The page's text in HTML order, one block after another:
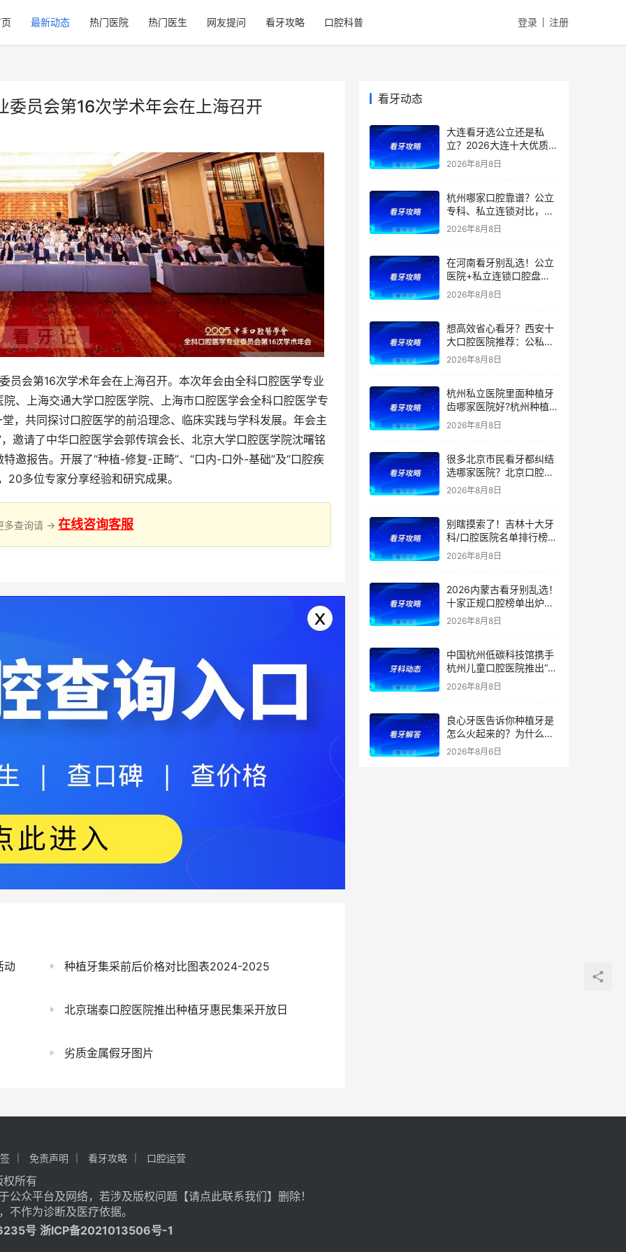
最新动态 热门医院 热门医生 网友提问 看牙攻略 口腔科普 登录 注册
员会第16次学术年会在上海召开
员会第16次学术年会在上海召开。本次年会由全科口腔医学专业
、上海交通大学口腔医学院、上海市口腔医学会全科口腔医学专
，共同探讨口腔医学的前沿理念、临床实践与学科发展。年会主
邀请了中华口腔医学会郭传瑸会长、北京大学口腔医学院沈曙铭
邀报告。开展了“种植-修复-正畸”、“口内-口外-基础”及“口腔疾
多位专家分享经验和研究成果。
多查询请 → 在线咨询客服
动 种植牙集采前后价格对比图表2024-2025
北京瑞泰口腔医院推出种植牙惠民集采开放日
劣质金属假牙图片
看牙动态
大连看牙选公立还是私
立？2026大连十大优质口
腔医院推荐：市口腔、大
医、中山医院在内，公立
全曝光
2026年8月8日
杭州哪家口腔靠谱？公立
专科、私立连锁对比，医
院优势、特色、擅长全都
种牙、矫正最新价格
2026年8月8日
在河南看牙别乱选！公立
医院+私立连锁口腔盘
点，医院优势、擅长项目
一文全讲清！种植牙、矫
避坑收好！附价格表
2026年8月8日
想高效省心看牙？西安十
大口腔医院推荐：公私立
综合实力测评，精准匹配
齿项目价格参考
2026年8月8日
杭州私立医院里面种植牙
齿哪家医院好?杭州种植
牙齿多少钱一颗?杭州种
植牙哪个医生好?
2026年8月8日
很多北京市民看牙都纠结
选哪家医院？北京口腔医
院前五排名出炉！看牙首
2026年8月8日
别瞎摸索了！吉林十大牙
科/口腔医院名单排行榜！
（多家公立私立医院上
榜）！含2026年【最新
面/种植牙价格表！
2026年8月8日
2026内蒙古看牙别乱选！
十家正规口腔榜单出炉：
公立/私立全覆盖，官方支
矫正、种植牙价格
2026年8月8日
中国杭州低碳科技馆携手
杭州儿童口腔医院推出“我
是小小牙医”职业体验课
2026年8月8日
良心牙医告诉你种植牙是
怎么火起来的？为什么替
代了假牙？
2026年8月6日
免责声明 看牙攻略 口腔运营
所有
公众平台及网络，若涉及版权问题【请点此联系我们】 删除！
不作为诊断及医疗依据。
号 浙ICP备2021013506号-1